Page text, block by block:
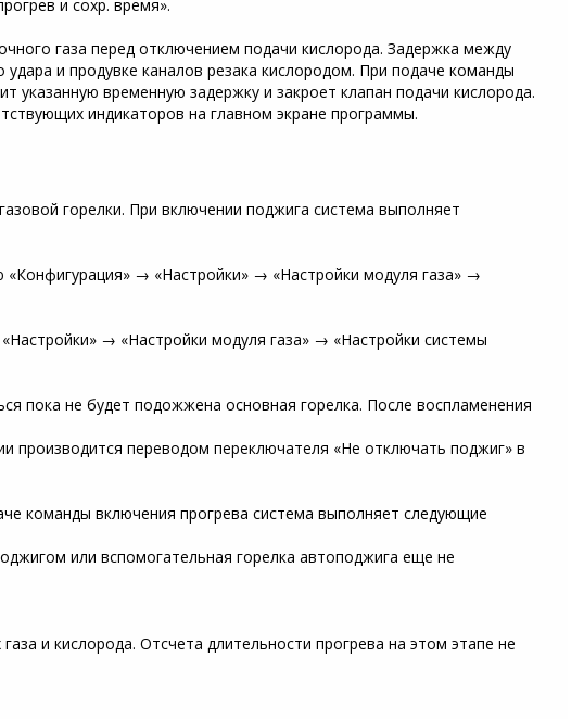
и сохр. время».
газа перед отключением подачи кислорода. Задержка между
и продувке каналов резака кислородом. При подаче команды
указанную временную задержку и закроет клапан подачи кислорода.
индикаторов на главном экране программы.
горелки. При включении поджига система выполняет
→ «Настройки» → «Настройки модуля газа» →
→ «Настройки модуля газа» → «Настройки системы
пока не будет подожжена основная горелка. После воспламенения
производится переводом переключателя «Не отключать поджиг» в
команды включения прогрева система выполняет следующие
или вспомогательная горелка автоподжига еще не
и кислорода. Отсчета длительности прогрева на этом этапе не